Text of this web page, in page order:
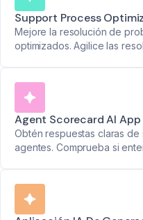
Support Process
Mejore la resolución de
optimizados. Agilice las
Agent Scorecard AI App
Obtén respuestas claras
agentes. Comprueba si